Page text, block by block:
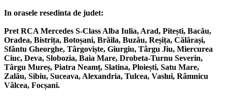
In orasele resedinta de judet:
Pret RCA Mercedes S-Class Alba Iulia, Arad, Pitești, Bacău,
Oradea, Bistrița, Botoșani, Brăila, Buzău, Reșița, Călărași,
Sfântu Gheorghe, Târgoviște, Giurgiu, Târgu Jiu, Miercurea
Ciuc, Deva, Slobozia, Baia Mare, Drobeta-Turnu Severin,
Târgu Mureș, Piatra Neamț, Slatina, Ploiești, Satu Mare,
Zalău, Sibiu, Suceava, Alexandria, Tulcea, Vaslui, Râmnicu
Vâlcea, Focșani.